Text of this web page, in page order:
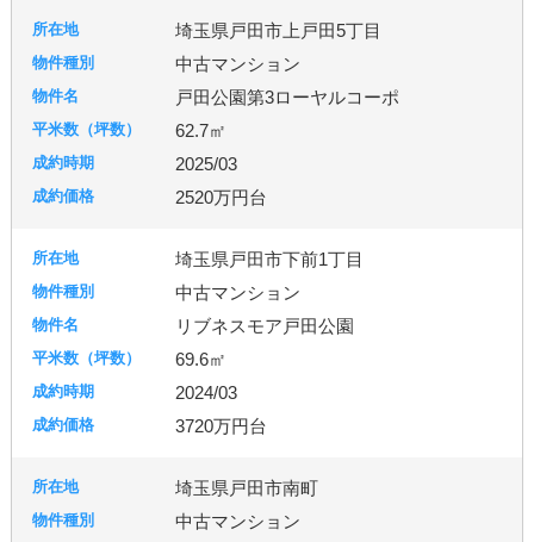
埼玉県戸田市上戸田5丁目
中古マンション
戸田公園第3ローヤルコーポ
62.7㎡
2025/03
2520万円台
埼玉県戸田市下前1丁目
中古マンション
リブネスモア戸田公園
69.6㎡
2024/03
3720万円台
埼玉県戸田市南町
中古マンション